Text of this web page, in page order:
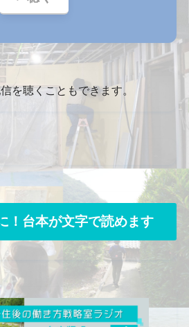
を聴くこともできます。
！台本が文字で読めます